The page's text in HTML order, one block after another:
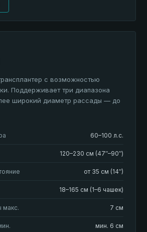
с возможностью
Поддерживает три диапазона
широкий диаметр рассады — до
60–100 л.с.
120–230 см (47″–90″)
от 35 см (14″)
18–165 см (1–6 чашек)
макс. 7 см
мин. 6 см